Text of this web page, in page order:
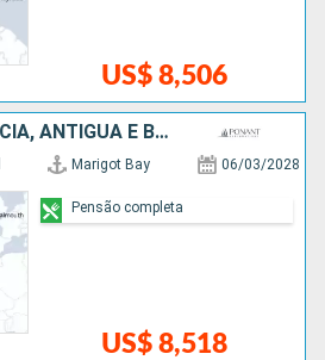
US$ 8,506
SANTA LUCIA, FRANCIA, ANTIGUA E BARBUDA
Marigot Bay 06/03/2028
US$ 8,518
Pensão completa